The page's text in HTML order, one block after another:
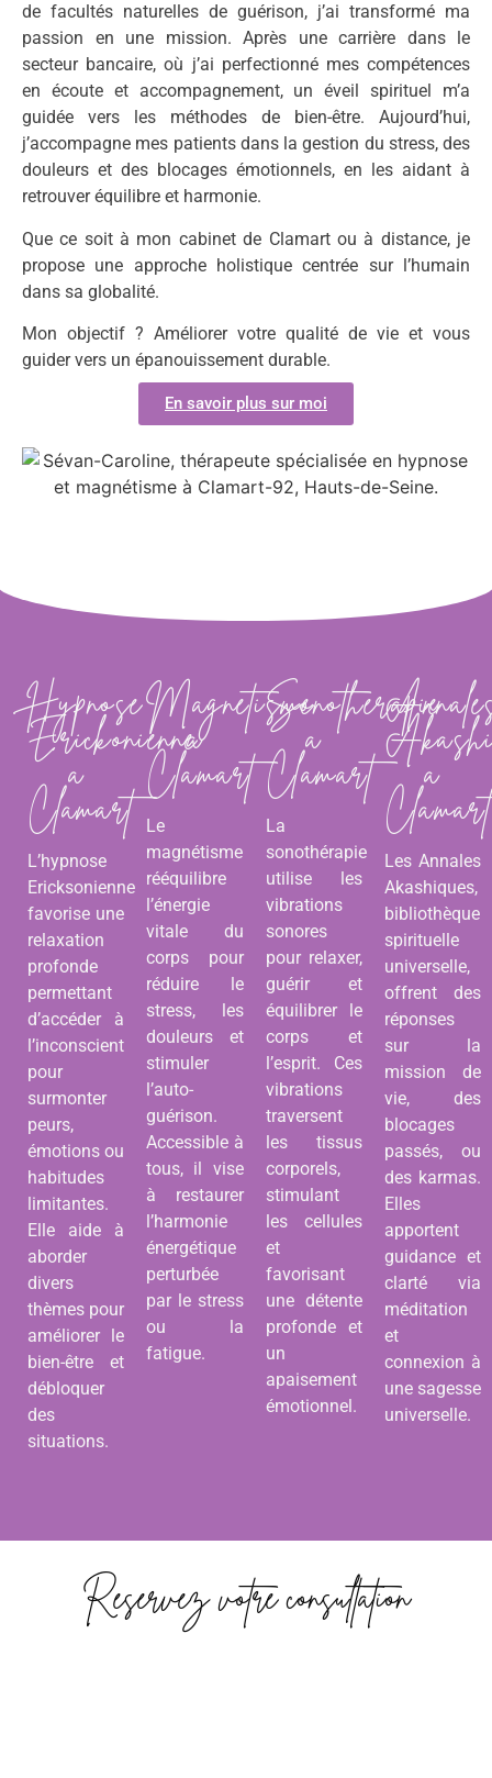
de facultés naturelles de guérison, j’ai transformé ma
passion en une mission. Après une carrière dans le
secteur bancaire, où j’ai perfectionné mes compétences
en écoute et accompagnement, un éveil spirituel m’a
guidée vers les méthodes de bien-être. Aujourd’hui,
j’accompagne mes patients dans la gestion du stress, des
douleurs et des blocages émotionnels, en les aidant à
retrouver équilibre et harmonie.
Que ce soit à mon cabinet de Clamart ou à distance, je
propose une approche holistique centrée sur l’humain
dans sa globalité.
Mon objectif ? Améliorer votre qualité de vie et vous
guider vers un épanouissement durable.
En savoir plus sur moi
Hypnose
Erickonienne
à
Clamart
L’hypnose
Ericksonienne
favorise une
relaxation
profonde
permettant
d’accéder à
l’inconscient
pour
surmonter
peurs,
émotions ou
habitudes
limitantes.
Elle aide à
aborder
divers
thèmes pour
améliorer le
bien-être et
débloquer
des
situations.
Magnétisme
à
Clamart
Le
magnétisme
rééquilibre
l’énergie
vitale du
corps pour
réduire le
stress, les
douleurs et
stimuler
l’auto-
guérison.
Accessible à
tous, il vise
à restaurer
l’harmonie
énergétique
perturbée
par le stress
ou la
fatigue.
Sonothérapie
à
Clamart
La
sonothérapie
utilise les
vibrations
sonores
pour relaxer,
guérir et
équilibrer le
corps et
l’esprit. Ces
vibrations
traversent
les tissus
corporels,
stimulant
les cellules
et
favorisant
une détente
profonde et
un
apaisement
émotionnel.
à
Clamart
Les Annales
Akashiques,
bibliothèque
spirituelle
universelle,
offrent des
réponses
sur la
mission de
vie, des
blocages
passés, ou
des karmas.
Elles
apportent
guidance et
clarté via
méditation
et
connexion à
une sagesse
universelle.
Réservez votre consultation